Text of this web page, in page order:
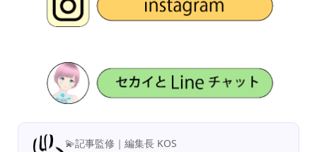
💫記事監修｜編集長 KOS